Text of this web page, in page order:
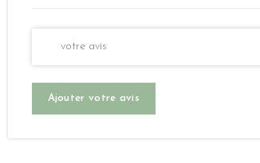
Ajouter votre avis